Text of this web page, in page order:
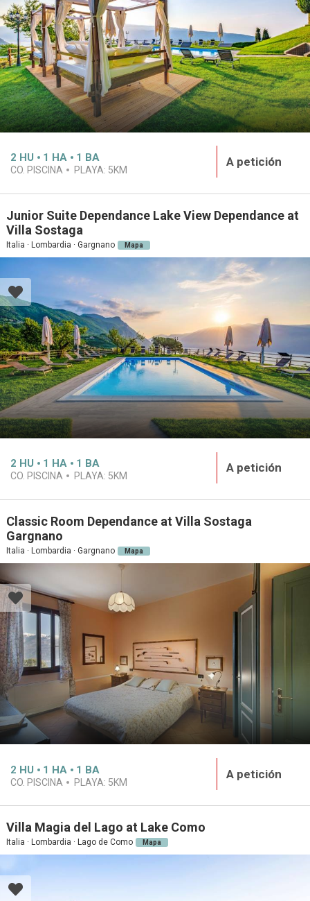
2 HU 1 HA 1 BA
CO. PISCINA PLAYA: 5KM
A petición
Junior Suite Dependance Lake View Dependance at
Villa Sostaga
Italia · Lombardia · Gargnano Mapa
2 HU 1 HA 1 BA
CO. PISCINA PLAYA: 5KM
A petición
Classic Room Dependance at Villa Sostaga
Gargnano
Italia · Lombardia · Gargnano Mapa
2 HU 1 HA 1 BA
CO. PISCINA PLAYA: 5KM
A petición
Villa Magia del Lago at Lake Como
Italia · Lombardia · Lago de Como Mapa